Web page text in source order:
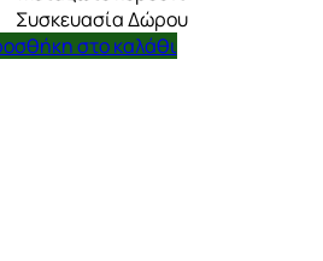
Συσκευασία Δώρου
στο καλάθι